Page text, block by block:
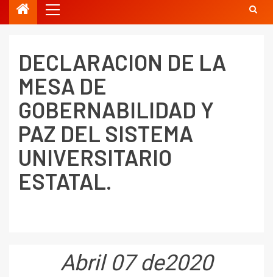
DECLARACION DE LA
MESA DE
GOBERNABILIDAD Y
PAZ DEL SISTEMA
UNIVERSITARIO
ESTATAL.
Abril 07 de2020